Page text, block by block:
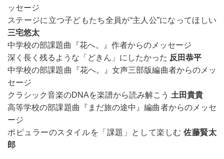
ッセージ
ステージに立つ子どもたち全員が“主人公”になってほしい
三宅悠太
中学校の部課題曲『花へ。』作者からのメッセージ
深く長く残るような「どきん」にしたかった 反田恭平
中学校の部課題曲『花へ。』女声三部版編曲者からのメッ
セージ
クラシック音楽のDNAを楽譜から読み解こう 土田貴貴
高等学校の部課題曲『まだ旅の途中』編曲者からのメッセ
ージ
ポピュラーのスタイルを「課題」として楽しむ佐藤賢太
郎